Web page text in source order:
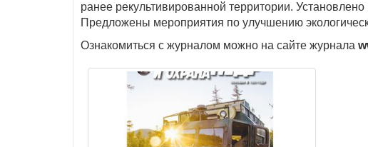
ранее рекультивированной территории.
Предложены мероприятия по улучшению
Ознакомиться с журналом можно на сайте журнала